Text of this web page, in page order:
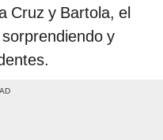
Cruz y Bartola, el
y